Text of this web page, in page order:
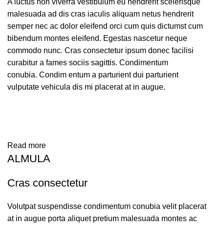
A luctus non viverra vestibulum eu hendrerit scelerisque
malesuada ad dis cras iaculis aliquam netus hendrerit
semper nec ac dolor eleifend orci cum quis dictumst cum
bibendum montes eleifend. Egestas nascetur neque
commodo nunc. Cras consectetur ipsum donec facilisi
curabitur a fames sociis sagittis. Condimentum
conubia. Condim entum a parturient dui parturient
vulputate vehicula dis mi placerat at in augue.
Read more
ALMULA
Cras consectetur
Volutpat suspendisse condimentum conubia velit placerat
at in augue porta aliquet pretium malesuada montes ac